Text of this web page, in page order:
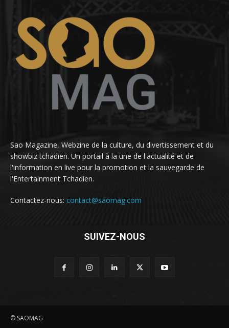
Sao Magazine, Webzine de la culture, du divertissement et du
showbiz tchadien. Un portail à la une de l'actualité et de
l'information en live pour la promotion et la sauvegarde de
l'Entertainment Tchadien.
Contactez-nous: contact@saomag.com
SUIVEZ-NOUS
© SAOMAG